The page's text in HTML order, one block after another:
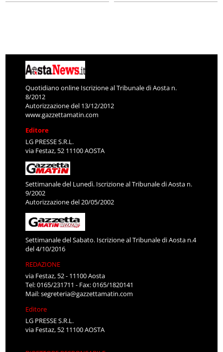
Quotidiano online Iscrizione al Tribunale di Aosta n.
8/2012
Autorizzazione del 13/12/2012
www.gazzettamatin.com
Editore
LG PRESSE S.R.L.
via Festaz, 52 11100 AOSTA
Settimanale del Lunedì. Iscrizione al Tribunale di Aosta n.
9/2002
Autorizzazione del 20/05/2002
Settimanale del Sabato. Iscrizione al Tribunale di Aosta n.4
del 4/10/2016
REDAZIONE
via Festaz, 52 - 11100 Aosta
Tel: 0165/231711 - Fax: 0165/1820141
Mail:segreteria@gazzettamatin.com
Editore
LG PRESSE S.R.L.
via Festaz, 52 11100 AOSTA